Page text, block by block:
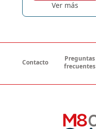
Ver más
Contacto
Preguntas
frecuentes